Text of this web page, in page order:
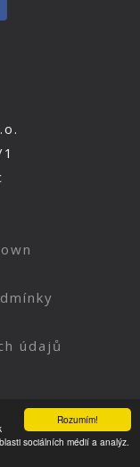
Rozumím!
sociálních médií a analýz.
údajů